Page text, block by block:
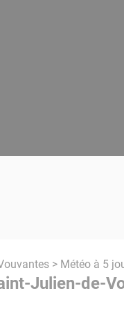
> Météo à 5
Julien-de-